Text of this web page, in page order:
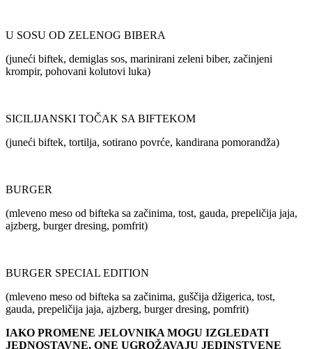
U SOSU OD ZELENOG BIBERA
(juneći biftek, demiglas sos, marinirani zeleni biber, začinjeni
krompir, pohovani kolutovi luka)
SICILIJANSKI TOČAK SA BIFTEKOM
(juneći biftek, tortilja, sotirano povrće, kandirana pomorandža)
BURGER
(mleveno meso od bifteka sa začinima, tost, gauda, prepeličija jaja,
ajzberg, burger dresing, pomfrit)
BURGER SPECIAL EDITION
(mleveno meso od bifteka sa začinima, guščija džigerica, tost,
gauda, prepeličija jaja, ajzberg, burger dresing, pomfrit)
IAKO PROMENE JELOVNIKA MOGU IZGLEDATI
JEDNOSTAVNE, ONE UGROŽAVAJU JEDINSTVENE